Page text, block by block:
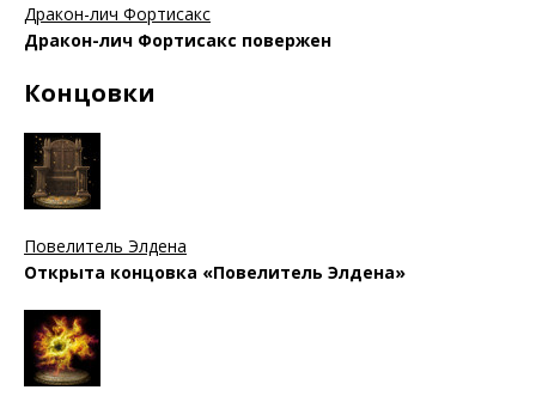
Дракон-лич Фортисакс
Дракон-лич Фортисакс повержен
Концовки
Повелитель Элдена
Открыта концовка «Повелитель Элдена»